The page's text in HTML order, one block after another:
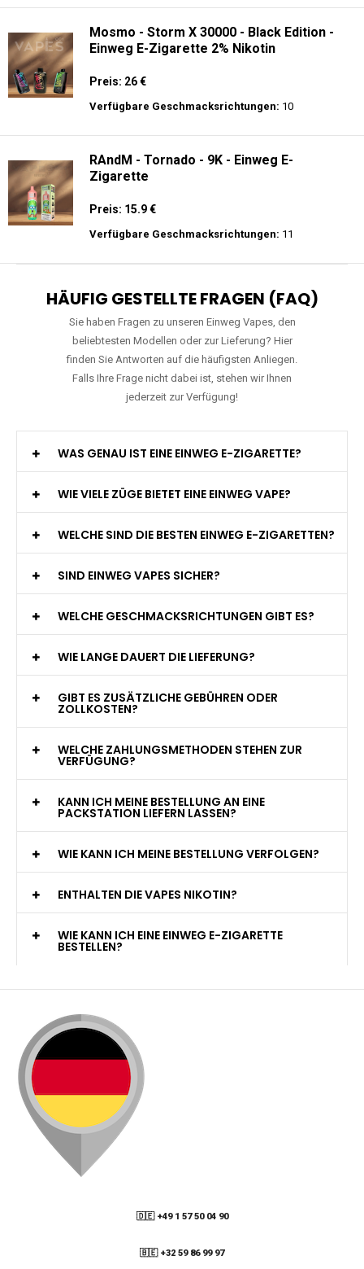
Mosmo - Storm X 30000 - Black Edition -
Einweg E-Zigarette 2% Nikotin
Preis: 26 €
Verfügbare Geschmacksrichtungen: 10
RAndM - Tornado - 9K - Einweg E-
Zigarette
Preis: 15.9 €
Verfügbare Geschmacksrichtungen: 11
HÄUFIG GESTELLTE FRAGEN (FAQ)
Sie haben Fragen zu unseren Einweg Vapes, den
beliebtesten Modellen oder zur Lieferung? Hier
finden Sie Antworten auf die häufigsten Anliegen.
Falls Ihre Frage nicht dabei ist, stehen wir Ihnen
jederzeit zur Verfügung!
WAS GENAU IST EINE EINWEG E-ZIGARETTE?
WIE VIELE ZÜGE BIETET EINE EINWEG VAPE?
WELCHE SIND DIE BESTEN EINWEG E-ZIGARETTEN?
SIND EINWEG VAPES SICHER?
WELCHE GESCHMACKSRICHTUNGEN GIBT ES?
WIE LANGE DAUERT DIE LIEFERUNG?
GIBT ES ZUSÄTZLICHE GEBÜHREN ODER
ZOLLKOSTEN?
WELCHE ZAHLUNGSMETHODEN STEHEN ZUR
VERFÜGUNG?
KANN ICH MEINE BESTELLUNG AN EINE
PACKSTATION LIEFERN LASSEN?
WIE KANN ICH MEINE BESTELLUNG VERFOLGEN?
ENTHALTEN DIE VAPES NIKOTIN?
WIE KANN ICH EINE EINWEG E-ZIGARETTE
BESTELLEN?
🇩🇪 +49 1 57 50 04 90
🇧🇪 +32 59 86 99 97